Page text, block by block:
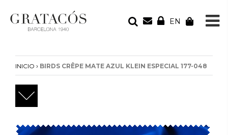
EN
Tu bolsa está vacía
INICIO › BIRDS CRÊPE MATE AZUL KLEIN ESPECIAL 177-048